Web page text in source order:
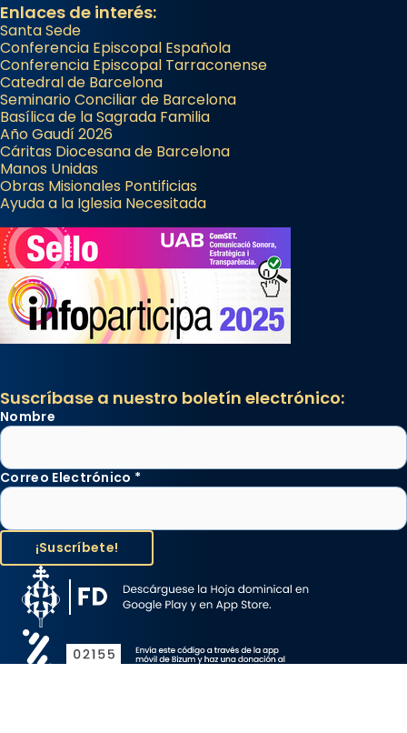
Enlaces de interés:
Santa Sede
Conferencia Episcopal Española
Conferencia Episcopal Tarraconense
Catedral de Barcelona
Seminario Conciliar de Barcelona
Basílica de la Sagrada Familia
Año Gaudí 2026
Cáritas Diocesana de Barcelona
Manos Unidas
Obras Misionales Pontificias
Ayuda a la Iglesia Necesitada
Suscríbase a nuestro boletín electrónico:
Nombre
Correo Electrónico *